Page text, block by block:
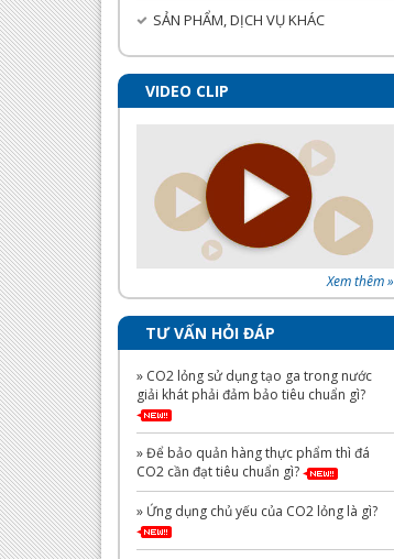
SẢN PHẨM, DỊCH VỤ KHÁC
VIDEO CLIP
Xem thêm »
TƯ VẤN HỎI ĐÁP
» CO2 lỏng sử dụng tạo ga trong nước
giải khát phải đảm bảo tiêu chuẩn gì?
» Để bảo quản hàng thực phẩm thì đá
CO2 cần đạt tiêu chuẩn gì?
» Ứng dụng chủ yếu của CO2 lỏng là gì?